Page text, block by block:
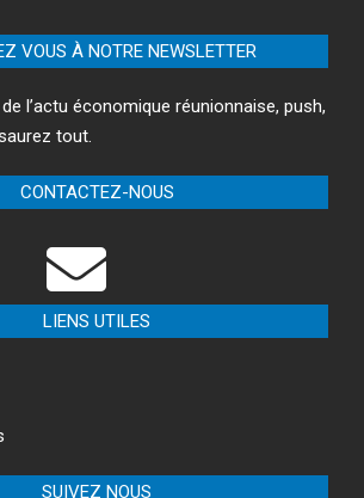
VOUS À NOTRE NEWSLETTER
l’actu économique réunionnaise, push,
tout.
CONTACTEZ-NOUS
LIENS UTILES
SUIVEZ NOUS